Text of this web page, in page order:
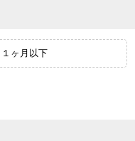
１ヶ月以下